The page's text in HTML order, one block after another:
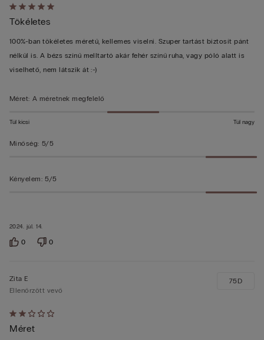
Értékelés:
5/5
2024. júl. 14.
Tökéletes
100%-ban tökéletes méretű, kellemes viselni. Szuper tartást biztosít pánt
nélkül is. A bézs színű melltartó akár fehér színű ruha, vagy póló alatt is
viselhető, nem látszik át :-)
Méret: A méretnek megfelelő
Túl kicsi Túl nagy
Minőség: 5/5
Kényelem: 5/5
0 0
Értékelés:
2/5
Zita E
Ellenőrzött vevő
Méret
75D